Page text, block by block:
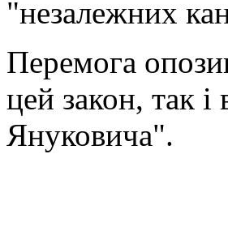
"незалежних
Перемога
цей закон, так
Януковича".